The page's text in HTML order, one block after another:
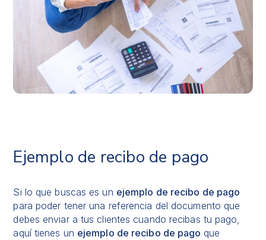
Ejemplo de recibo de pago
Si lo que buscas es un ejemplo de recibo de pago
para poder tener una referencia del documento que
debes enviar a tus clientes cuando recibas tu pago,
aquí tienes un ejemplo de recibo de pago que